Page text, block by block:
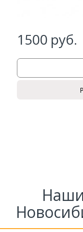
Ваш телефон*
1500 руб.